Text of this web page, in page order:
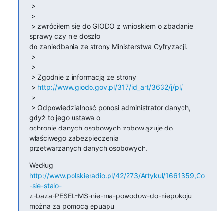
>
>
> zwróciłem się do GIODO z wnioskiem o zbadanie
sprawy czy nie doszło
do zaniedbania ze strony Ministerstwa Cyfryzacji.
>
>
> Zgodnie z informacją ze strony
> http://www.giodo.gov.pl/317/id_art/3632/j/pl/
>
> Odpowiedzialność ponosi administrator danych,
gdyż to jego ustawa o
ochronie danych osobowych zobowiązuje do
właściwego zabezpieczenia
przetwarzanych danych osobowych.
http://www.polskieradio.pl/42/273/Artykul/1661359,Co
-sie-stalo-
z-baza-PESEL-MS-nie-ma-powodow-do-niepokoju
można za pomocą epuapu